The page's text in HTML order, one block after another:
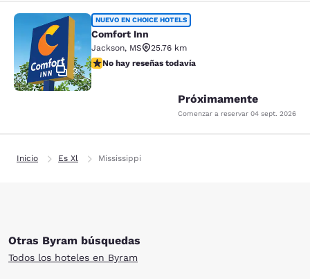
Comfort Inn
2
NUEVO EN CHOICE HOTELS
Comfort Inn
Jackson, MS
25.76 km
No hay reseñas todavía
No hay reseñas todavía
Próximamente
Comenzar a reservar 04 sept. 2026
Inicio Es Xl Mississippi
Otras Byram búsquedas
Todos los hoteles en Byram